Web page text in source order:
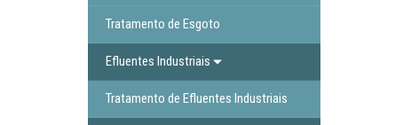
Tratamento de Esgoto
Efluentes Industriais
Tratamento de Efluentes Industriais